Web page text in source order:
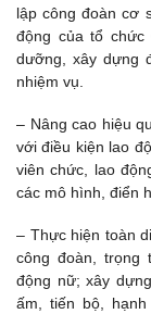
lập công đoàn cơ
động của tổ chức
dưỡng, xây dựng
nhiệm vụ.
– Nâng cao hiệu
với điều kiện lao
viên chức, lao
các mô hình, điển
– Thực hiện toàn
công đoàn, trọng
động nữ; xây
ấm, tiến bộ,